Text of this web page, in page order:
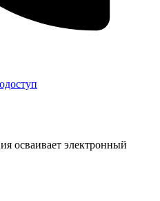
осваивает электронный